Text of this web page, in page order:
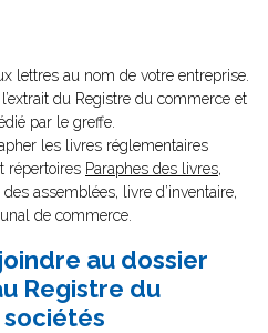
lettres au nom de votre entreprise.
du Registre du commerce et
par le greffe.
les livres réglementaires
répertoires Paraphes des livres,
des assemblées, livre d’inventaire,
de commerce.
au dossier
Registre du